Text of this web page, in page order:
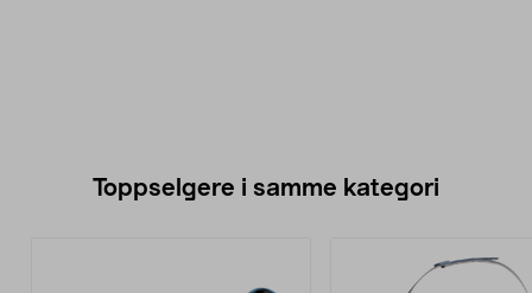
Toppselgere i samme kategori